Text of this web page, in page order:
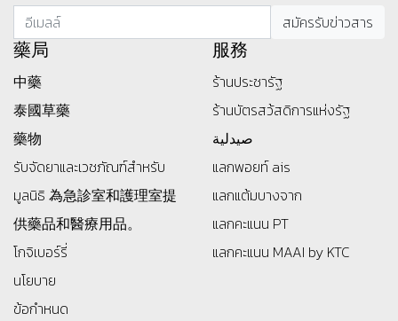
藥局
中藥
泰國草藥
藥物
รับจัดยาและเวชภัณฑ์สำหรับ
มูลนิธิ 為急診室和護理室提
供藥品和醫療用品。
โกจิเบอร์รี่
นโยบาย
ข้อกำหนด
服務
ร้านประชารัฐ
ร้านบัตรสว้สดิการแห่งรัฐ
صيدلية
แลกพอยท์ ais
แลกแต้มบางจาก
แลกคะแนน PT
แลกคะแนน MAAI by KTC